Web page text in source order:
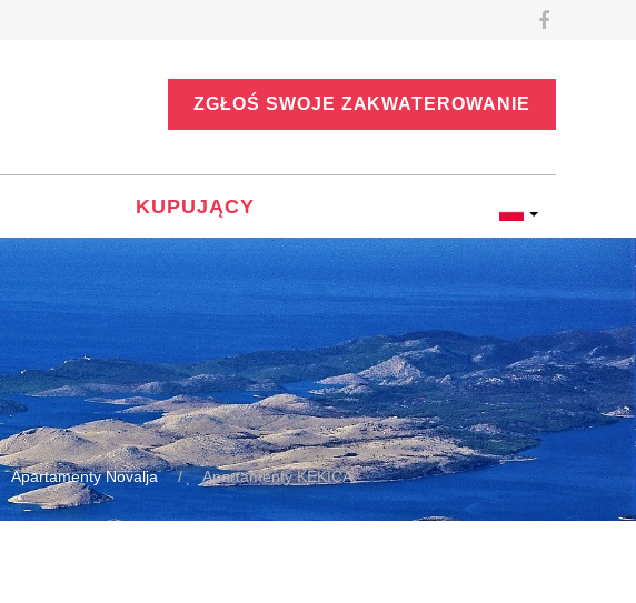
ZGŁOŚ SWOJE ZAKWATEROWANIE
KUPUJĄCY
Apartamenty Novalja Apartamenty KEKICA